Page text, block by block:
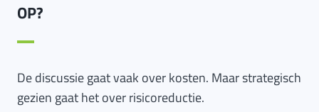
OP?
De discussie gaat vaak over kosten. Maar strategisch
gezien gaat het over risicoreductie.